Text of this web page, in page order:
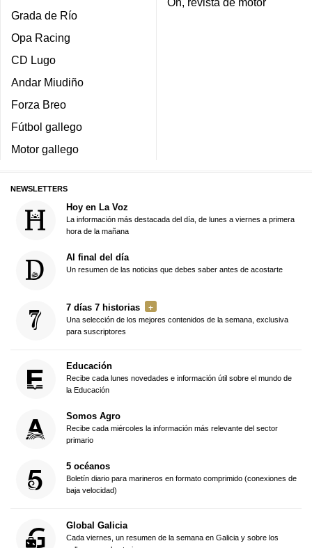
Grada de Río
Opa Racing
CD Lugo
Andar Miudiño
Forza Breo
Fútbol gallego
Motor gallego
NEWSLETTERS
Hoy en La Voz
La información más destacada del día, de lunes a viernes a primera
hora de la mañana
Al final del día
Un resumen de las noticias que debes saber antes de acostarte
7 días 7 historias
Una selección de los mejores contenidos de la semana, exclusiva
para suscriptores
Educación
Recibe cada lunes novedades e información útil sobre el mundo de
la Educación
Somos Agro
Recibe cada miércoles la información más relevante del sector
primario
5 océanos
Boletín diario para marineros en formato comprimido (conexiones de
baja velocidad)
Global Galicia
Cada viernes, un resumen de la semana en Galicia y sobre los